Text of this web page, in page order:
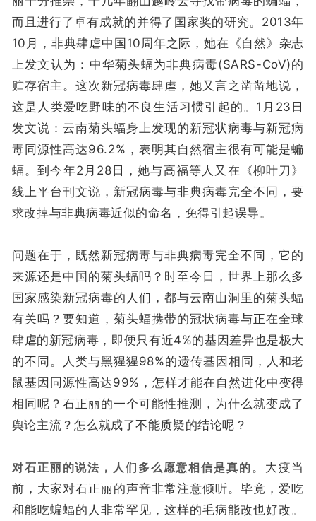
而且进行了卓有成就的并得了国家奖的研究。2013年
10月，非典肆虐中国10周年之际，她在《自然》杂志
上发文认为：中华菊头蝠为非典病毒(SARS-CoV)的
贮存宿主。这次新冠病毒肆虐，她又言之凿凿地说，
这是人类爱吃野味的不良生活习惯引起的。1月23日
发文说：云南菊头蝠身上发现的新冠状病毒与新冠病
毒同源性高达96.2%，表明其自然宿主很有可能是蝙
蝠。到今年2月28日，她与高福等人又在《柳叶刀》
线上平台刊文说，新冠病毒与非典病毒完全不同，要
求改掉与非典病毒近似的命名，免得引起误导。
问题在于，既然新冠病毒与非典病毒完全不同，它的
来源还是中国的菊头蝠吗？时至今日，世界上那么多
国家感染新冠病毒的人们，都与云南山洞里的菊头蝠
有关吗？要知道，菊头蝠携带的冠状病毒与正在全球
肆虐的新冠病毒，即便只有近4%的基因差异也是极大
的不同。人类与黑猩猩98%的遗传基因相同，人和老
鼠基因同源性高达99%，怎样才能在自然进化中变得
相同呢？石正丽的一个可能性推测，为什么就变成了
舆论主流？怎么就成了不能质疑的结论呢？
对石正丽的说法，人们多么愿意相信是真的。大疫当
前，大家对石正丽的声音非常注意倾听。毕竟，爱吃
和能吃蝙蝠的人非常罕见，这样的毛病能改也好改。